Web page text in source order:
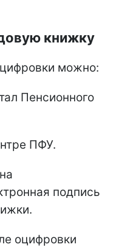
книжку
можно:
Пенсионного
ПФУ.
подпись
оцифровки